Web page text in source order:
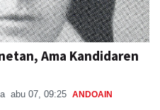
Ama Kandidaren
abu 07, 09:25 ANDOAIN